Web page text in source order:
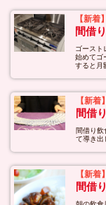
【新着】
間借
ゴースト
始めてゴ
すると月
【新着】
間借
間借り飲
て導き出
【新着】
間借